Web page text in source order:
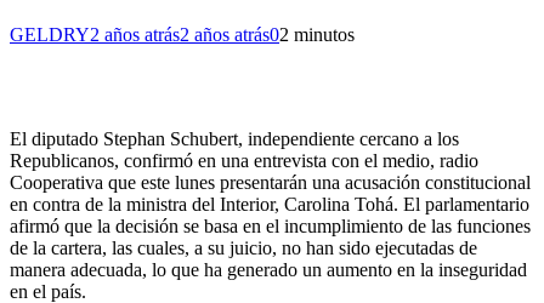
GELDRY2 años atrás2 años atrás02 minutos
El diputado Stephan Schubert, independiente cercano a los
Republicanos, confirmó en una entrevista con el medio, radio
Cooperativa que este lunes presentarán una acusación constitucional
en contra de la ministra del Interior, Carolina Tohá. El parlamentario
afirmó que la decisión se basa en el incumplimiento de las funciones
de la cartera, las cuales, a su juicio, no han sido ejecutadas de
manera adecuada, lo que ha generado un aumento en la inseguridad
en el país.